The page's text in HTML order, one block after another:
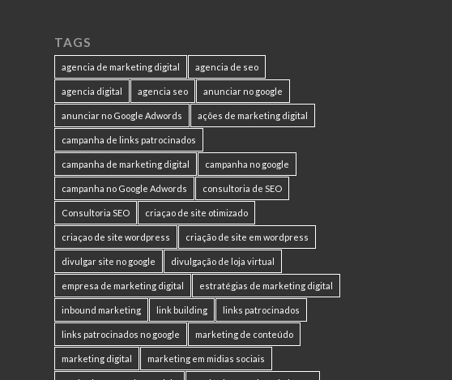
TAGS
agencia de marketing digital agencia de seo
agencia digital agencia seo anunciar no google
anunciar no Google Adwords ações de marketing digital
campanha de links patrocinados
campanha de marketing digital campanha no google
campanha no Google Adwords consultoria de SEO
Consultoria SEO criaçao de site otimizado
criaçao de site wordpress criação de site em wordpress
divulgar site no google divulgação de loja virtual
empresa de marketing digital estratégias de marketing digital
inbound marketing link building links patrocinados
links patrocinados no google marketing de conteúdo
marketing digital marketing em midias sociais